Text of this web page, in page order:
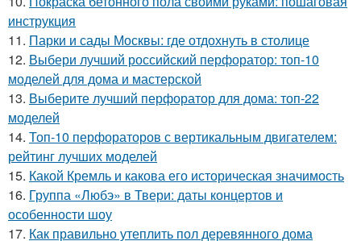
инструкция
11. Парки и сады Москвы: где отдохнуть в столице
12. Выбери лучший российский перфоратор: топ-10
моделей для дома и мастерской
13. Выберите лучший перфоратор для дома: топ-22
моделей
14. Топ-10 перфораторов с вертикальным двигателем:
рейтинг лучших моделей
15. Какой Кремль и какова его историческая значимость
16. Группа «Любэ» в Твери: даты концертов и
особенности шоу
17. Как правильно утеплить пол деревянного дома